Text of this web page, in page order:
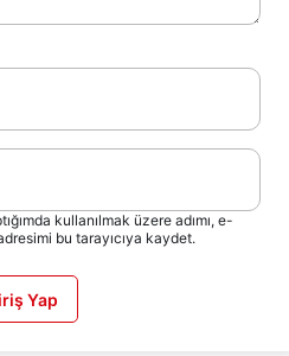
kullanılmak üzere adımı, e-
bu tarayıcıya kaydet.
Yap